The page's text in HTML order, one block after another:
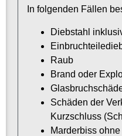
In folgenden Fällen
Diebstahl
Raub
Brand oder
Schäden der
Kurzschluss
Marderbiss